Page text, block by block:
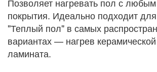
покрытия. Идеально подходит
"Теплый пол" в самых
вариантах — нагрев
ламината.